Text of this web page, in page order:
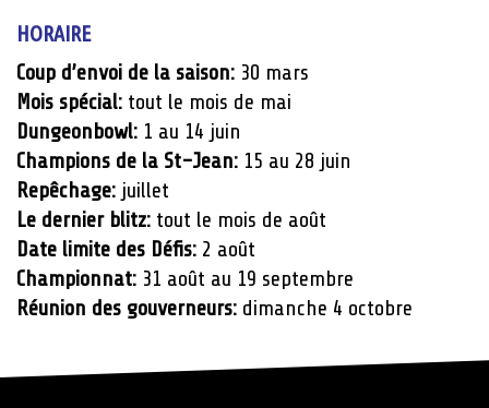
HORAIRE
Coup d’envoi de la saison: 30 mars
Mois spécial: tout le mois de mai
Dungeonbowl: 1 au 14 juin
Champions de la St-Jean: 15 au 28 juin
Repêchage: juillet
Le dernier blitz: tout le mois de août
Date limite des Défis: 2 août
Championnat: 31 août au 19 septembre
Réunion des gouverneurs: dimanche 4 octobre